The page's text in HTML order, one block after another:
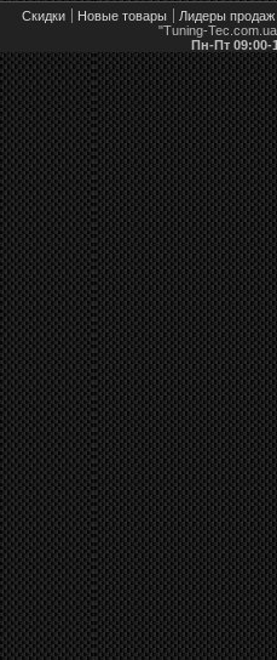
Скидки Новые товары
Лидеры продаж
"Tuning-
Пн-Пт 09:00-